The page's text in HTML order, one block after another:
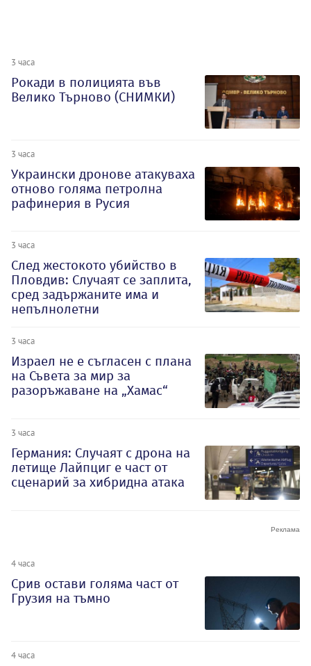
3 часа
Рокади в полицията във
Велико Търново (СНИМКИ)
3 часа
Украински дронове атакуваха
отново голяма петролна
рафинерия в Русия
3 часа
След жестокото убийство в
Пловдив: Случаят се заплита,
сред задържаните има и
непълнолетни
3 часа
Израел не е съгласен с плана
на Съвета за мир за
разоръжаване на „Хамас“
3 часа
Германия: Случаят с дрона на
летище Лайпциг е част от
сценарий за хибридна атака
4 часа
Срив остави голяма част от
Грузия на тъмно
4 часа